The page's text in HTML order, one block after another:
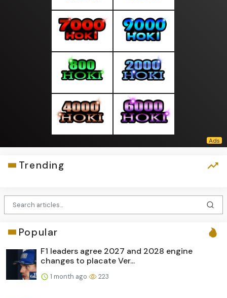
Trending
Popular
F1 leaders agree 2027 and 2028 engine
changes to placate Ver...
1 month ago 223